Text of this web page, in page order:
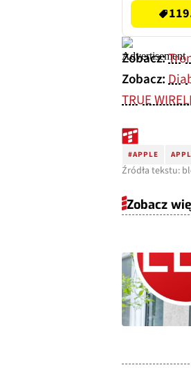
Zobacz:
Zobacz:
TRUE
#APPLE
Źródła tekstu:
Zobacz